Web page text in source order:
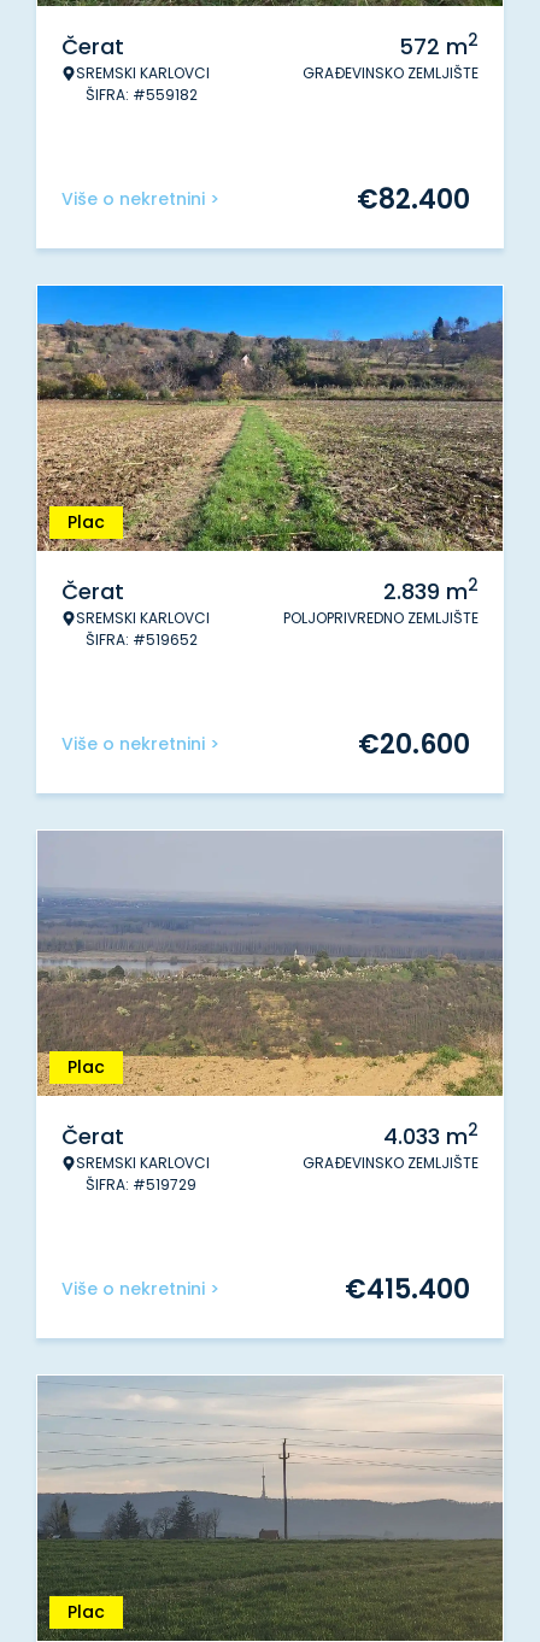
Čerat
SREMSKI KARLOVCI
ŠIFRA: #559182
572 m2
GRAĐEVINSKO ZEMLJIŠTE
Više o nekretnini > €82.400
Plac
Čerat
SREMSKI KARLOVCI
ŠIFRA: #519652
2.839 m2
POLJOPRIVREDNO ZEMLJIŠTE
Više o nekretnini > €20.600
Plac
Čerat
SREMSKI KARLOVCI
ŠIFRA: #519729
4.033 m2
GRAĐEVINSKO ZEMLJIŠTE
Više o nekretnini > €415.400
Plac